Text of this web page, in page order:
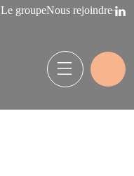
Le groupeNous rejoindre